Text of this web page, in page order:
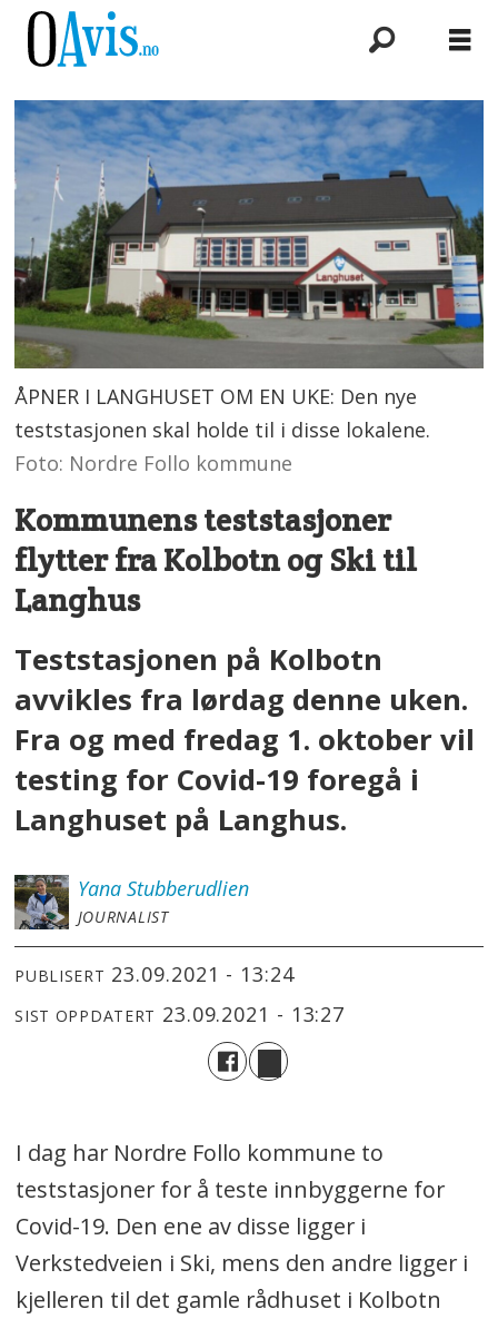
ÅPNER I LANGHUSET OM EN UKE: Den nye
teststasjonen skal holde til i disse lokalene.
Foto: Nordre Follo kommune
Kommunens teststasjoner
flytter fra Kolbotn og Ski til
Langhus
Teststasjonen på Kolbotn
avvikles fra lørdag denne uken.
Fra og med fredag 1. oktober vil
testing for Covid-19 foregå i
Langhuset på Langhus.
Yana Stubberudlien
JOURNALIST
PUBLISERT 23.09.2021 - 13:24
SIST OPPDATERT 23.09.2021 - 13:27
I dag har Nordre Follo kommune to
teststasjoner for å teste innbyggerne for
Covid-19. Den ene av disse ligger i
Verkstedveien i Ski, mens den andre ligger i
kjelleren til det gamle rådhuset i Kolbotn